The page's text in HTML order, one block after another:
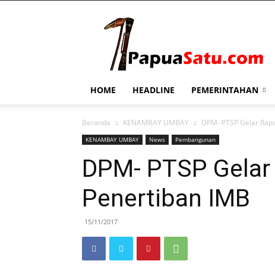
HOME HEADLINE PEMERINTAHAN
Beranda KENAMBAY UMBAY DPM- PTSP Gelar
KENAMBAY UMBAY News Pembangunan
DPM- PTSP
Penertiban IMB
15/11/2017